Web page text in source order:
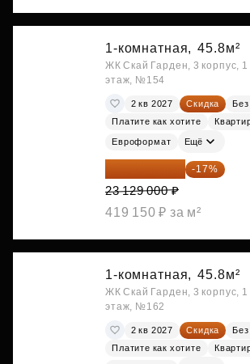
1-комнатная, 45.8м²
ЖК Скай Гарден, 3 корпус, 1
этаж, №154
2 кв 2027 Скидка
Платите как хотите
Евроформат Ещё
19 197 070 ₽ -17%
23 129 000 ₽
419 150 ₽ за м²
1-комнатная, 45.8м²
ЖК Скай Гарден, 3 корпус, 1
этаж, №162
2 кв 2027 Скидка
Платите как хотите